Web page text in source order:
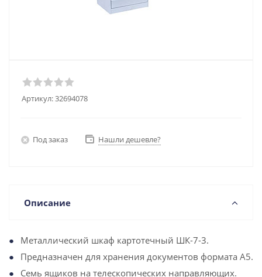
Артикул:32694078
Под заказ Нашли дешевле?
Описание
Металлический шкаф картотечный ШК-7-3.
Предназначен для хранения документов формата А5.
Семь ящиков на телескопических направляющих.